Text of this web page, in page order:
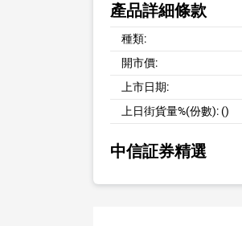
產品詳細條款
種類:
開市價:
上市日期:
上日街貨量%(份數): ()
中信証券精選